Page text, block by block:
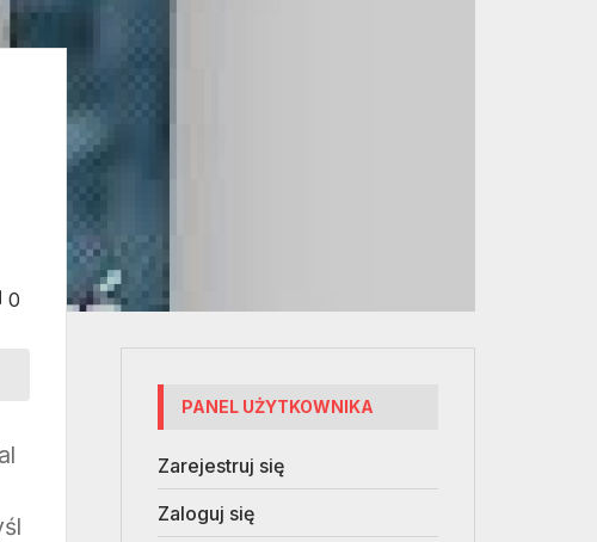
0
PANEL UŻYTKOWNIKA
Zarejestruj się
Zaloguj się